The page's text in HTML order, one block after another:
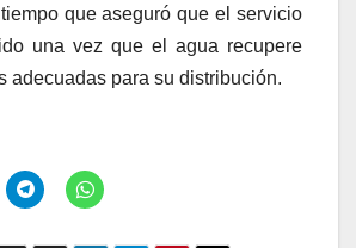
que aseguró que el servicio
una vez que el agua recupere
adecuadas para su distribución.